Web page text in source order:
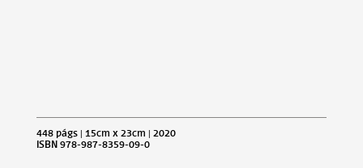
448 págs | 15cm x 23cm | 2020
ISBN 978-987-8359-09-0